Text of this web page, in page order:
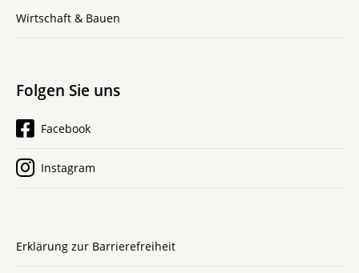
Wirtschaft & Bauen
Folgen Sie uns
Facebook
Instagram
Erklärung zur Barrierefreiheit